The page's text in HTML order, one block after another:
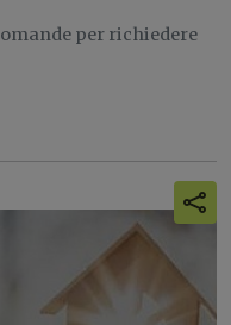
per richiedere